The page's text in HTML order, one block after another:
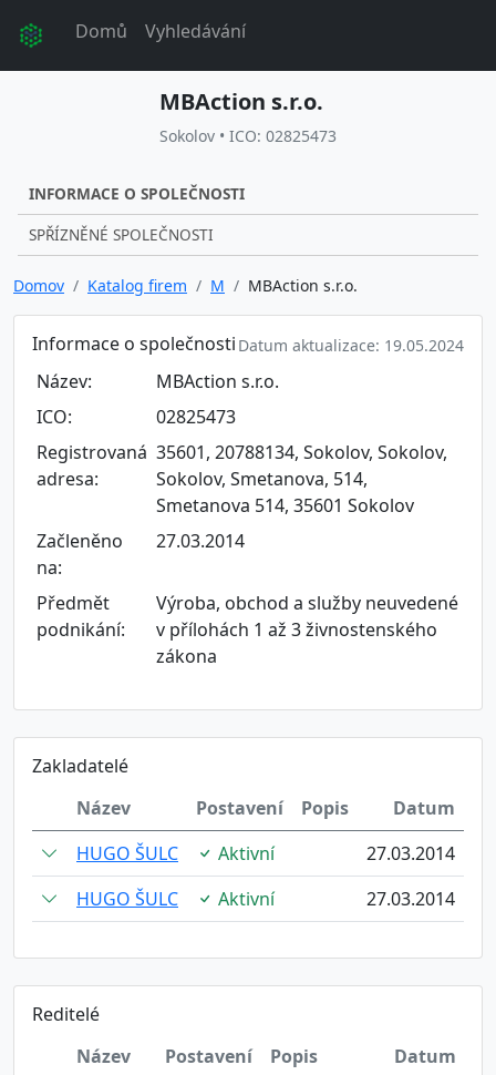
Domů Vyhledávání
MBAction s.r.o.
Sokolov • ICO: 02825473
INFORMACE O SPOLEČNOSTI
SPŘÍZNĚNÉ SPOLEČNOSTI
Domov Katalog firem M MBAction s.r.o.
Informace o společnosti Datum aktualizace: 19.05.2024
Název:
MBAction s.r.o.
ICO:
02825473
Registrovaná
adresa:
35601, 20788134, Sokolov, Sokolov,
Sokolov, Smetanova, 514,
Smetanova 514, 35601 Sokolov
Začleněno
na:
27.03.2014
Předmět
podnikání:
Výroba, obchod a služby neuvedené
v přílohách 1 až 3 živnostenského
zákona
Zakladatelé
Název
Postavení Popis
Datum
HUGO ŠULC
Aktivní
27.03.2014
HUGO ŠULC
Aktivní 27.03.2014
Reditelé
Název
Postavení Popis
Datum